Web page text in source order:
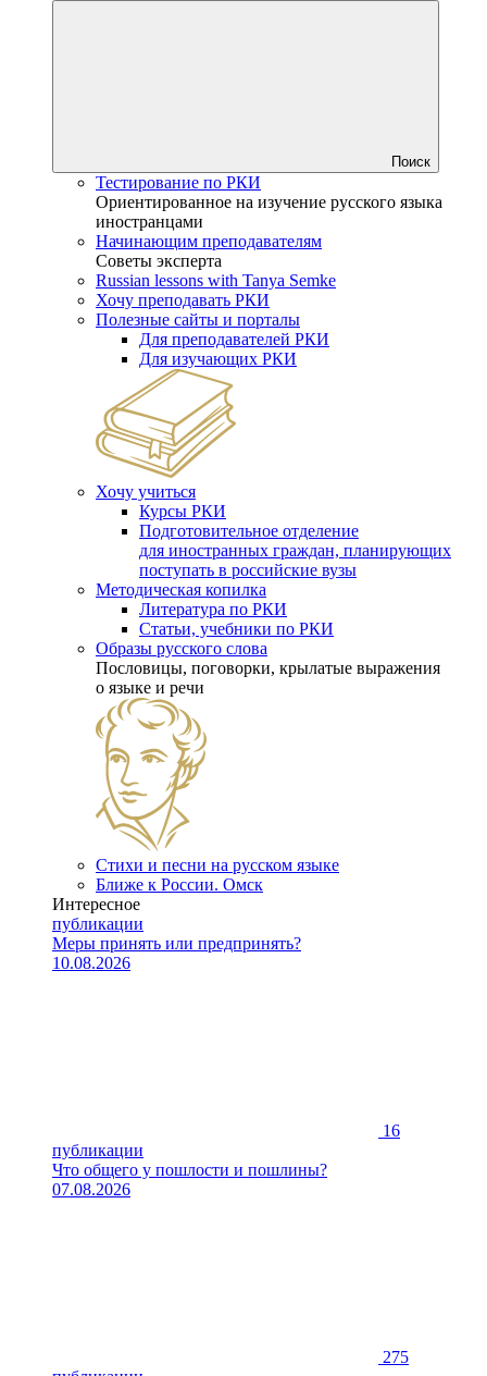
Поиск
Тестирование по РКИ
Ориентированное на изучение русского языка
иностранцами
Начинающим преподавателям
Советы эксперта
Russian lessons with Tanya Semke
Хочу преподавать РКИ
Полезные сайты и порталы
Для преподавателей РКИ
Для изучающих РКИ
Хочу учиться
Курсы РКИ
Подготовительное отделение
для иностранных граждан, планирующих
поступать в российские вузы
Методическая копилка
Литература по РКИ
Статьи, учебники по РКИ
Образы русского слова
Пословицы, поговорки, крылатые выражения
о языке и речи
Стихи и песни на русском языке
Ближе к России. Омск
Интересное
публикации
Меры принять или предпринять?
10.08.2026
16
публикации
Что общего у пошлости и пошлины?
07.08.2026
275